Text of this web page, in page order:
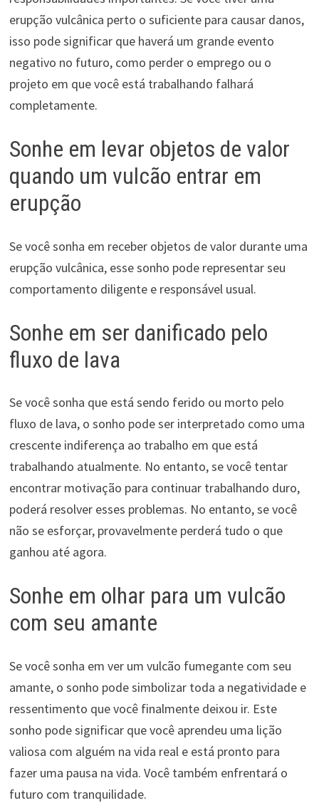
erupção vulcânica perto o suficiente para causar danos,
isso pode significar que haverá um grande evento
negativo no futuro, como perder o emprego ou o
projeto em que você está trabalhando falhará
completamente.
Sonhe em levar objetos de valor
quando um vulcão entrar em
erupção
Se você sonha em receber objetos de valor durante uma
erupção vulcânica, esse sonho pode representar seu
comportamento diligente e responsável usual.
Sonhe em ser danificado pelo
fluxo de lava
Se você sonha que está sendo ferido ou morto pelo
fluxo de lava, o sonho pode ser interpretado como uma
crescente indiferença ao trabalho em que está
trabalhando atualmente. No entanto, se você tentar
encontrar motivação para continuar trabalhando duro,
poderá resolver esses problemas. No entanto, se você
não se esforçar, provavelmente perderá tudo o que
ganhou até agora.
Sonhe em olhar para um vulcão
com seu amante
Se você sonha em ver um vulcão fumegante com seu
amante, o sonho pode simbolizar toda a negatividade e
ressentimento que você finalmente deixou ir. Este
sonho pode significar que você aprendeu uma lição
valiosa com alguém na vida real e está pronto para
fazer uma pausa na vida. Você também enfrentará o
futuro com tranquilidade.